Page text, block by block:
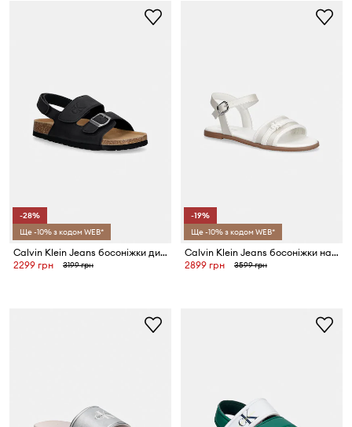
-28%
Ще -10% з кодом WEB*
Calvin Klein Jeans босоніжки дитячі
2299 грн
3199 грн
-19%
Ще -10% з кодом WEB*
Calvin Klein Jeans босоніжки на пласкому підборі дитячі
2899 грн
3599 грн